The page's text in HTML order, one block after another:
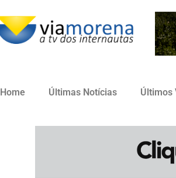
Home Últimas Notícias Últimos